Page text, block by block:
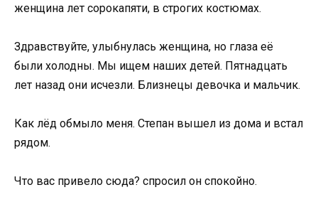
женщина лет сорокапяти, в строгих костюмах.
Здравствуйте, улыбнулась женщина, но глаза её
были холодны. Мы ищем наших детей. Пятнадцать
лет назад они исчезли. Близнецы девочка и мальчик.
Как лёд обмыло меня. Степан вышел из дома и встал
рядом.
Что вас привело сюда? спросил он спокойно.